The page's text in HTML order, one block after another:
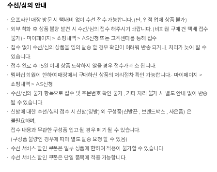
수선/심의 안내
오프라인 매장 방문 시 택배비 없이 수선 접수 가능합니다. (단, 입점 업체 상품 불가)
외부 착화 후 상품 불량 발견 시 수선/심의 접수 해주시기 바랍니다. (비회원 구매 건 택배 접수
불가) - 마이페이지 > 쇼핑내역 > AS신청 또는 고객센터를 통해 접수
접수 없이 수선/심의 상품을 임의 발송 할 경우 확인이 어려워 반송 되거나, 처리가 늦어 질 수
있습니다.
접수 완료 후 15일 이내 상품 도착하지 않을 경우 접수가 취소 됩니다.
멤버십 회원에 한하여 매장에서 구매하신 상품의 처리절차 확인 가능합니다.- 마이페이지 >
쇼핑내역 > AS신청
수선/심의 불가 항목으로 접수 및 주문번호 확인 불가 , 기타 처리 불가 시 별도 안내 없이 반송
될 수 있습니다.
신발에 대한 수선/심의 접수 시 신발(양발) 외 구성품(신발끈 , 브랜드박스 , 사은품) 은
불필요하며,
접수 내용과 무관한 구성품 입고 될 경우 폐기 될 수 있습니다.
(구성품 불량인 경우에 따라 별도 발송 요청 할 수 있음)
수선 서비스 할인 쿠폰은 일부 상품에 한하여 적용이 불가할 수 있습니다.
수선 서비스 할인 쿠폰은 단일 품목에 적용 가능합니다.